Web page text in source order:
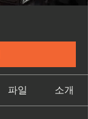
파일 소개